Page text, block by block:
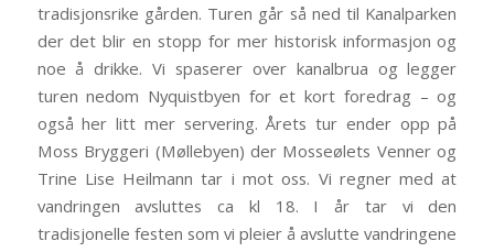
tradisjonsrike gården. Turen går så ned til Kanalparken
der det blir en stopp for mer historisk informasjon og
noe å drikke. Vi spaserer over kanalbrua og legger
turen nedom Nyquistbyen for et kort foredrag – og
også her litt mer servering. Årets tur ender opp på
Moss Bryggeri (Møllebyen) der Mosseølets Venner og
Trine Lise Heilmann tar i mot oss. Vi regner med at
vandringen avsluttes ca kl 18. I år tar vi den
tradisjonelle festen som vi pleier å avslutte vandringene